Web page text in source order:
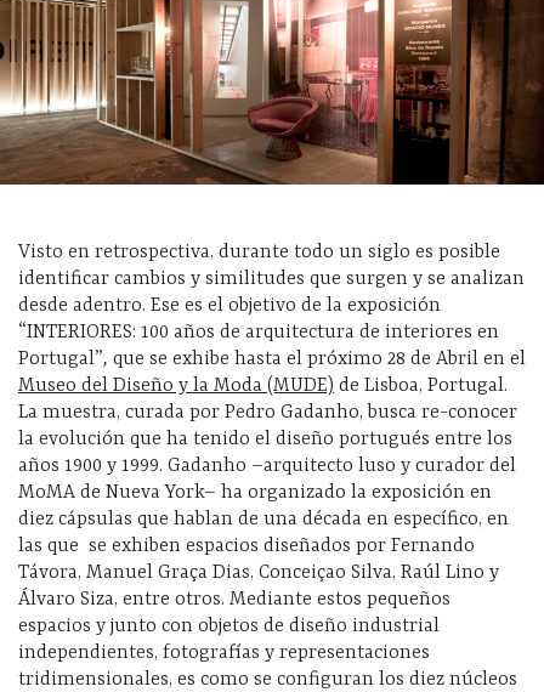
Visto en retrospectiva, durante todo un siglo es posible
identificar cambios y similitudes que surgen y se analizan
desde adentro. Ese es el objetivo de la exposición
“INTERIORES: 100 años de arquitectura de interiores en
Portugal”, que se exhibe hasta el próximo 28 de Abril en el
Museo del Diseño y la Moda (MUDE) de Lisboa, Portugal.
La muestra, curada por Pedro Gadanho, busca re-conocer
la evolución que ha tenido el diseño portugués entre los
años 1900 y 1999. Gadanho –arquitecto luso y curador del
MoMA de Nueva York– ha organizado la exposición en
diez cápsulas que hablan de una década en específico, en
las que se exhiben espacios diseñados por Fernando
Távora, Manuel Graça Dias, Conceiçao Silva, Raúl Lino y
Álvaro Siza, entre otros. Mediante estos pequeños
espacios y junto con objetos de diseño industrial
independientes, fotografías y representaciones
tridimensionales, es como se configuran los diez núcleos